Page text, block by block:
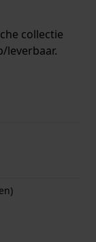
collectie
leverbaar.